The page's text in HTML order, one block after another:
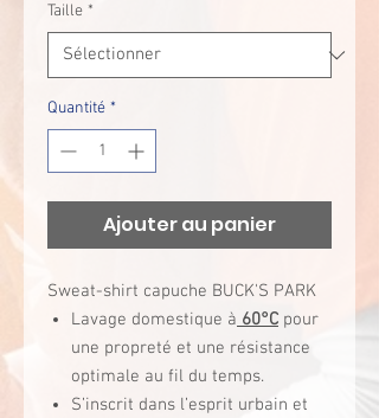
Taille *
Quantité *
Ajouter au panier
Sweat-shirt capuche BUCK'S PARK
Lavage domestique à 60°C pour
une propreté et une résistance
optimale au fil du temps.
S’inscrit dans l’esprit urbain et